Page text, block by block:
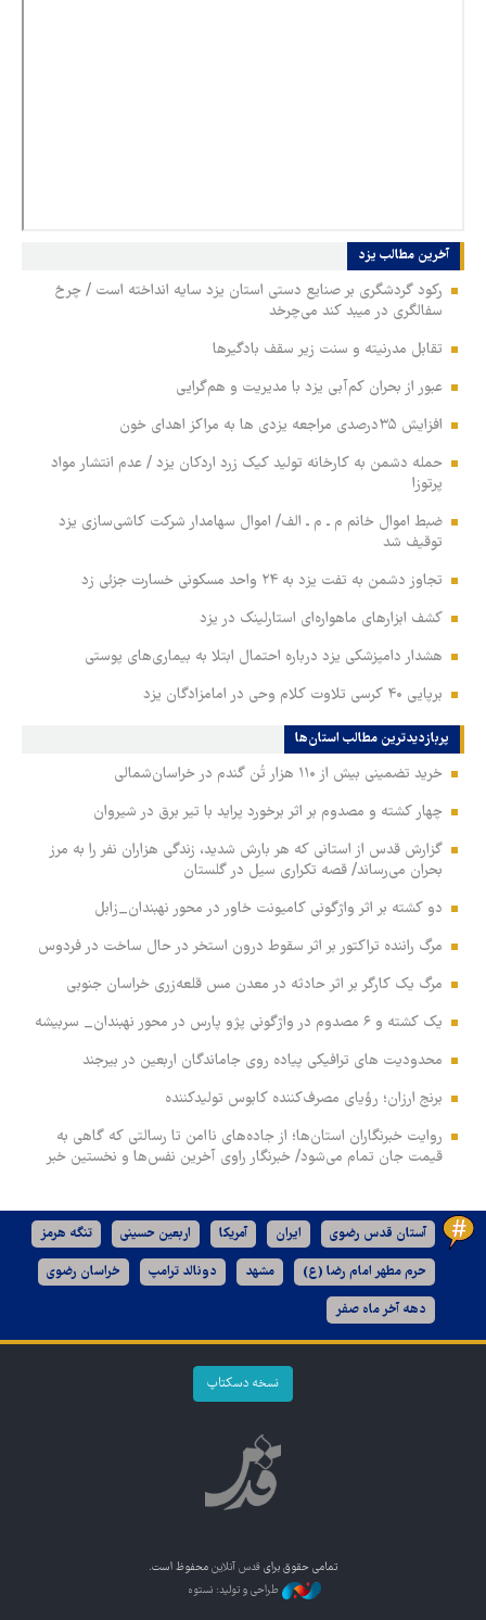
آخرین مطالب‏‏‏‏‏ یزد
رکود گردشگری بر صنایع دستی استان یزد سایه انداخته است / چرخ
سفالگری در میبد کند می‌چرخد
تقابل مدرنیته و سنت زیر سقف بادگیرها
عبور از بحران کم‌آبی یزد با مدیریت و هم‌گرایی
افزایش ۳۵درصدی مراجعه یزدی ها به مراکز اهدای خون
حمله دشمن به کارخانه تولید کیک زرد اردکان یزد / عدم انتشار مواد
پرتوزا
ضبط اموال خانم م ـ م ـ الف/ اموال سهامدار شرکت کاشی‌سازی‌ یزد
توقیف شد
تجاوز دشمن به تفت یزد به ۲۴ واحد مسکونی خسارت جزئی زد
کشف ابزارهای ماهواره‌ای استارلینک در یزد
هشدار دامپزشکی یزد درباره احتمال ابتلا به بیماری‌های پوستی
برپایی ۴۰ کرسی تلاوت کلام وحی در امامزادگان یزد
پربازدیدترین‌ مطالب استان‌ها
خرید تضمینی بیش از ۱۱۰ هزار تُن گندم در خراسان‌شمالی
چهار کشته و مصدوم بر اثر برخورد پراید با تیر برق در شیروان
گزارش قدس از استانی که هر بارش شدید، زندگی هزاران نفر را به مرز
بحران می‌رساند/ قصه تکراری سیل در گلستان
دو کشته بر اثر واژگونی کامیونت خاور در محور نهبندان_زابل
مرگ راننده تراکتور بر اثر سقوط درون استخر در حال ساخت در فردوس
مرگ یک کارگر بر اثر حادثه در معدن مس قلعه‌زری خراسان جنوبی
یک کشته و ۶ مصدوم در واژگونی پژو پارس در محور نهبندان_ سربیشه
محدودیت های ترافیکی پیاده روی جاماندگان اربعین در بیرجند
برنج ارزان؛ رؤیای مصرف‌کننده کابوس تولیدکننده
روایت خبرنگاران استان‌ها؛ از جاده‌های ناامن تا رسالتی که گاهی به
قیمت جان تمام می‌شود/ خبرنگار راوی آخرین نفس‌ها و نخستین خبر
آستان قدس رضوی ایران آمریکا اربعین حسینی تنگه هرمز
حرم مطهر امام رضا (ع) مشهد دونالد ترامپ خراسان رضوی
دهه آخر ماه صفر
نسخه دسکتاپ
تمامی حقوق برای قدس آنلاین محفوظ است.
طراحی و تولید: نستوه